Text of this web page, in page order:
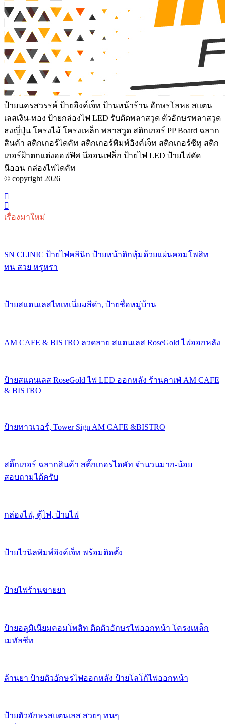
ป้ายนครสวรรค์ ป้ายอิงค์เจ็ท ป้านหน้าร้าน อักษรโลหะ สแตน
เลสเงิน-ทอง ป้ายกล่องไฟ LED รับตัดพลาสวูด ตัวอักษรพลาสวูด
ธงญี่ปุ่น โครงไม้ โครงเหล็ก พลาสวูด สติกเกอร์ PP Board ฉลาก
สินค้า สติกเกอร์ไดคัท สติกเกอร์พิมพ์อิงค์เจ็ท สติกเกอร์ซีทู สติก
เกอร์ฝ้าตกแต่งออฟฟิศ นีออนเฟล็ก ป้ายไฟ LED ป้ายไฟดัด
นีออน กล่องไฟไดคัท
© copyright 2026
เรื่องมาใหม่
SN CLINIC ป้ายไฟคลินิก ป้ายหน้าตึกหุ้มด้วยแผ่นคอมโพสิท
ทน สวย หรูหรา
ป้ายสแตนเลสไทเทเนี่ยมสีดำ, ป้ายชื่อหมู่บ้าน
AM CAFE & BISTRO ลวดลาย สแตนเลส RoseGold ไฟออกหลัง
ป้ายสแตนเลส RoseGold ไฟ LED ออกหลัง ร้านคาเฟ่ AM CAFE
& BISTRO
ป้ายทาวเวอร์, Tower Sign AM CAFE &BISTRO
สติ๊กเกอร์ ฉลากสินค้า สติ๊กเกอรไดคัท จำนวนมาก-น้อย
สอบถามได้ครับ
กล่องไฟ, ตู้ไฟ, ป้ายไฟ
ป้ายไวนิลพิมพ์อิงค์เจ็ท พร้อมติดตั้ง
ป้ายไฟร้านขายยา
ป้ายอลูมิเนียมคอมโพสิท ติดตัวอักษรไฟออกหน้า โครงเหล็ก
เมทัลชีท
ล้านยา ป้ายตัวอักษรไฟออกหลัง ป้ายโลโก้ไฟออกหน้า
ป้ายตัวอักษรสแตนเลส สวยๆ ทนๆ